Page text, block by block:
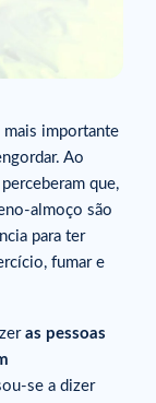
mais importante
Ao
que,
almoço são
para ter
fumar e
as pessoas
se a dizer